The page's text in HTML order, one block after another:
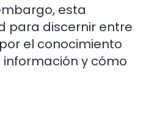
esta
para discernir entre
el conocimiento
y cómo